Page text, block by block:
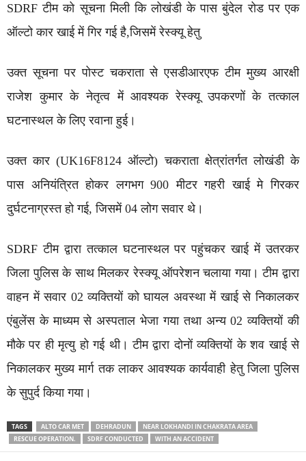
SDRF टीम को सूचना मिली कि लोखंडी के पास बुंदेल रोड पर एक
ऑल्टो कार खाई में गिर गई है,जिसमें रेस्क्यू हेतु
उक्त सूचना पर पोस्ट चकराता से एसडीआरएफ टीम मुख्य आरक्षी
राजेश कुमार के नेतृत्व में आवश्यक रेस्क्यू उपकरणों के तत्काल
घटनास्थल के लिए रवाना हुई।
उक्त कार (UK16F8124 ऑल्टो) चकराता क्षेत्रांतर्गत लोखंडी के
पास अनियंत्रित होकर लगभग 900 मीटर गहरी खाई मे गिरकर
दुर्घटनाग्रस्त हो गई, जिसमें 04 लोग सवार थे।
SDRF टीम द्वारा तत्काल घटनास्थल पर पहुंचकर खाई में उतरकर
जिला पुलिस के साथ मिलकर रेस्क्यू ऑपरेशन चलाया गया। टीम द्वारा
वाहन में सवार 02 व्यक्तियों को घायल अवस्था में खाई से निकालकर
एंबुलेंस के माध्यम से अस्पताल भेजा गया तथा अन्य 02 व्यक्तियों की
मौके पर ही मृत्यु हो गई थी। टीम द्वारा दोनों व्यक्तियों के शव खाई से
निकालकर मुख्य मार्ग तक लाकर आवश्यक कार्यवाही हेतु जिला पुलिस
के सुपुर्द किया गया।
TAGS ALTO CAR MET DEHRADUN
NEAR LOKHANDI IN CHAKRATA AREA
RESCUE OPERATION.
SDRF CONDUCTED WITH AN ACCIDENT